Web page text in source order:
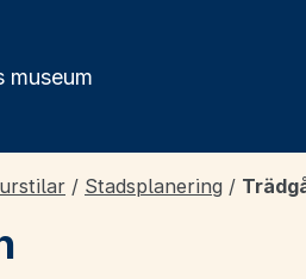
museum
/ Stadsplanering /